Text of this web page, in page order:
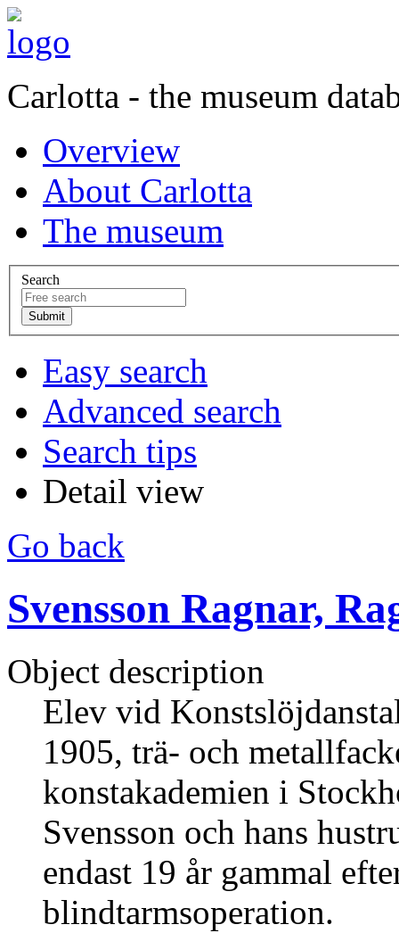
Carlotta - the museum
Overview
About Carlotta
The museum
Search
Easy search
Advanced search
Search tips
Detail view
Go back
Svensson Ragnar,
Object description
Elev vid
1905, trä- och
konstakademien i
Svensson och hans
endast 19 år gammal
blindtarmsoperation.